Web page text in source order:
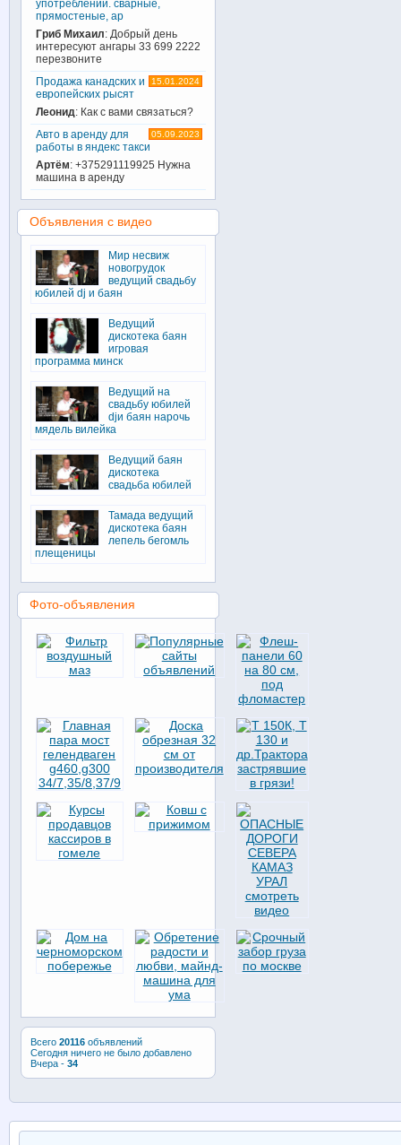
употреблении. сварные,
прямостеные, ар
Гриб Михаил: Добрый день
интересуют ангары 33 699 2222
перезвоните
15.01.2024
Продажа канадских и
европейских рысят
Леонид: Как с вами связаться?
05.09.2023
Авто в аренду для
работы в яндекс такси
Артём: +375291119925 Нужна
машина в аренду
Объявления с видео
Мир несвиж
новогрудок
ведущий свадьбу
юбилей dj и баян
Ведущий
дискотека баян
игровая
программа минск
Ведущий на
свадьбу юбилей
djи баян нарочь
мядель вилейка
Ведущий баян
дискотека
свадьба юбилей
Тамада ведущий
дискотека баян
лепель бегомль
плещеницы
Фото-объявления
Всего 20116объявлений
Сегодня ничего не было добавлено
Вчера - 34